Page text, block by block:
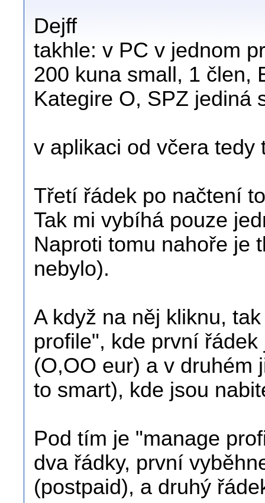
Dejff
takhle: v PC v jednom
200 kuna small, 1 člen,
Kategire O, SPZ jediná
v aplikaci od včera tedy
Třetí řádek po načtení
Tak mi vybíhá pouze
Naproti tomu nahoře je
nebylo).
A když na něj kliknu,
profile", kde první
(O,OO eur) a v druhém
to smart), kde jsou
Pod tím je "manage
dva řádky, první
(postpaid), a druhý